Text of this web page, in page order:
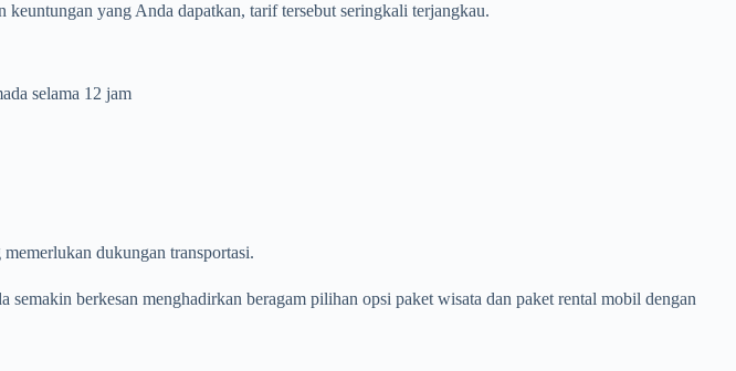
yang Anda dapatkan, tarif tersebut seringkali terjangkau.
selama 12 jam
dukungan transportasi.
semakin berkesan menghadirkan beragam pilihan opsi paket wisata dan paket rental mobil dengan